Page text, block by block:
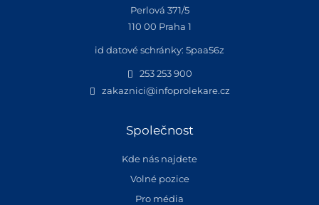
Perlová 371/5
110 00 Praha 1
id datové schránky: 5paa56z
253 253 900
zakaznici@infoprolekare.cz
Společnost
Kde nás najdete
Volné pozice
Pro média